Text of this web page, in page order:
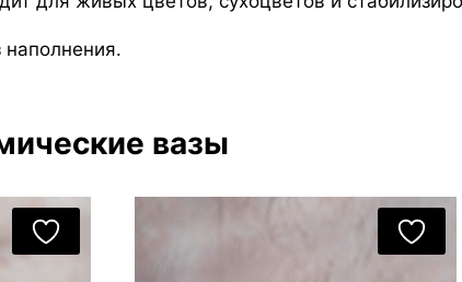
наполнения.
вазы